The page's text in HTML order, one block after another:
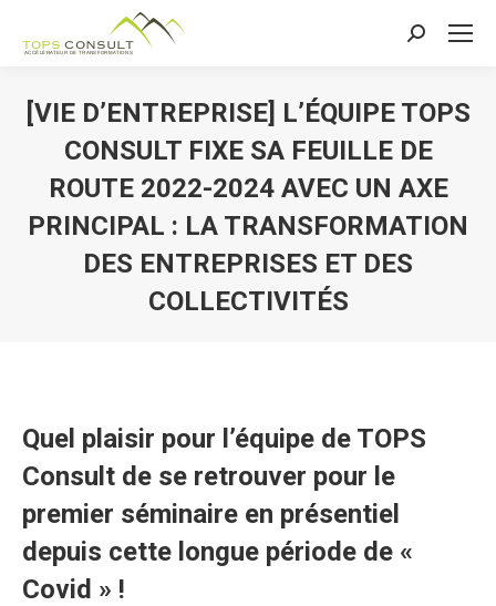
Recherche
[VIE D’ENTREPRISE] L’ÉQUIPE TOPS
CONSULT FIXE SA FEUILLE DE
ROUTE 2022-2024 AVEC UN AXE
PRINCIPAL : LA TRANSFORMATION
DES ENTREPRISES ET DES
COLLECTIVITÉS
Quel plaisir pour l’équipe de TOPS
Consult de se retrouver pour le
premier séminaire en présentiel
depuis cette longue période de «
Covid » !